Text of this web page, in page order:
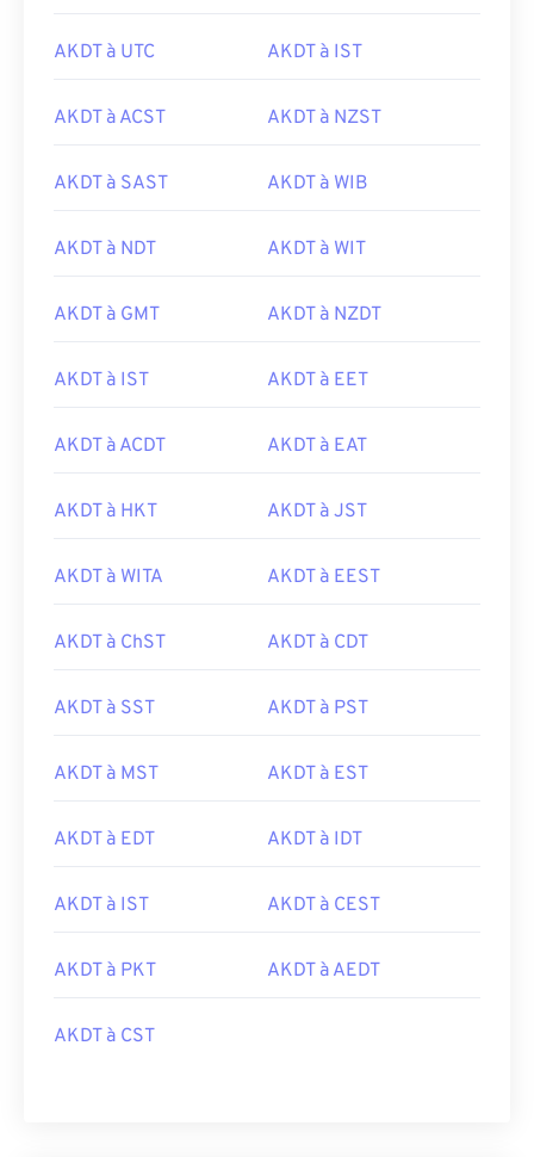
AKDT à UTC AKDT à IST
AKDT à ACST AKDT à NZST
AKDT à SAST AKDT à WIB
AKDT à NDT AKDT à WIT
AKDT à GMT AKDT à NZDT
AKDT à IST AKDT à EET
AKDT à ACDT AKDT à EAT
AKDT à HKT AKDT à JST
AKDT à WITA AKDT à EEST
AKDT à ChST AKDT à CDT
AKDT à SST AKDT à PST
AKDT à MST AKDT à EST
AKDT à EDT AKDT à IDT
AKDT à IST AKDT à CEST
AKDT à PKT AKDT à AEDT
AKDT à CST